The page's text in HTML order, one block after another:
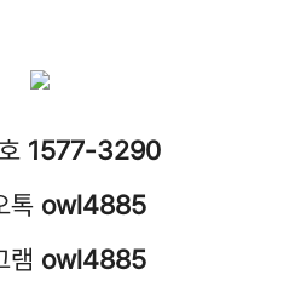
1577-3290
톡 owl4885
램 owl4885